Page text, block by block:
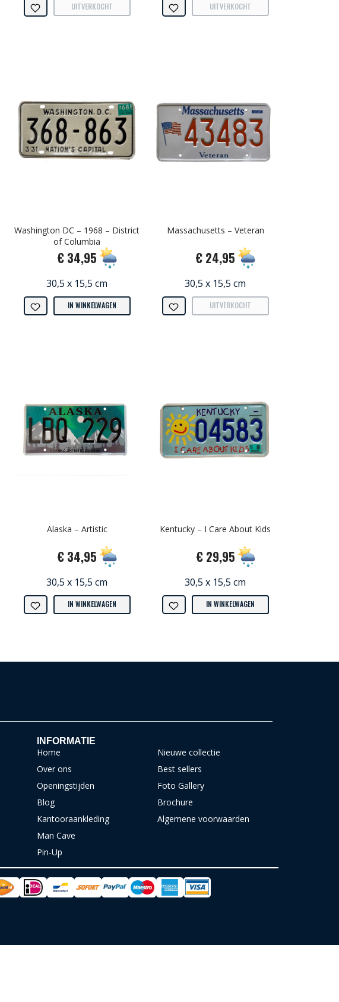
UITVERKOCHT UITVERKOCHT
Washington DC – 1968 – District
of Columbia
€ 34,95
30,5 x 15,5 cm
IN WINKELWAGEN
Massachusetts – Veteran
€ 24,95
30,5 x 15,5 cm
UITVERKOCHT
Alaska – Artistic
€ 34,95
30,5 x 15,5 cm
IN WINKELWAGEN
Kentucky – I Care About Kids
€ 29,95
30,5 x 15,5 cm
IN WINKELWAGEN
INFORMATIE
Home
Over ons
Openingstijden
Blog
Kantooraankleding
Man Cave
Pin-Up
Nieuwe collectie
Best sellers
Foto Gallery
Brochure
Algemene voorwaarden